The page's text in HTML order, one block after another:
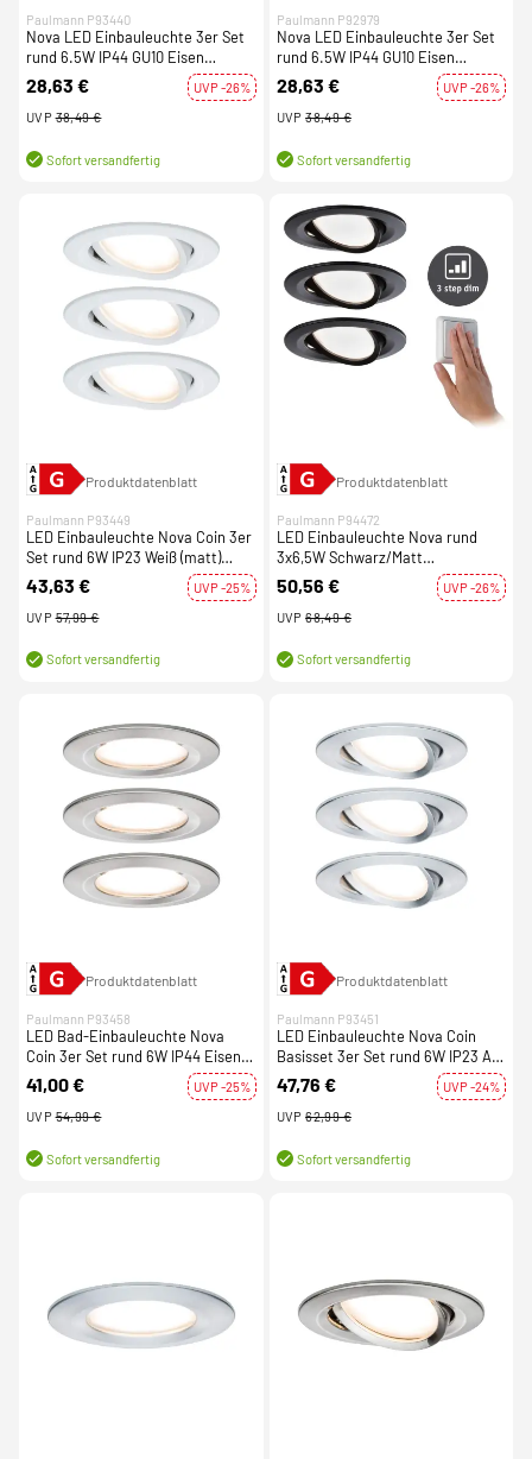
Paulmann P93440
Nova LED Einbauleuchte 3er Set
rund 6.5W IP44 GU10 Eisen
gebürstet 2700K 230V
28,63 €
UVP -26%
UVP 38,49 €
Sofort versandfertig
Paulmann P92979
Nova LED Einbauleuchte 3er Set
rund 6.5W IP44 GU10 Eisen
gebürstet 4000K 230V
28,63 €
UVP -26%
UVP 38,49 €
Sofort versandfertig
Produktdatenblatt
Paulmann P93449
LED Einbauleuchte Nova Coin 3er
Set rund 6W IP23 Weiß (matt)
schwenkbar 2700K 230V
43,63 €
UVP -25%
UVP 57,99 €
Sofort versandfertig
Produktdatenblatt
Paulmann P94472
LED Einbauleuchte Nova rund
3x6,5W Schwarz/Matt
schwenkbar 3-Stufen-dimmbar
Warmweiß
50,56 €
UVP -26%
UVP 68,49 €
Sofort versandfertig
Produktdatenblatt
Paulmann P93458
LED Bad-Einbauleuchte Nova
Coin 3er Set rund 6W IP44 Eisen
gebürstet 2700K 230V
41,00 €
UVP -25%
UVP 54,99 €
Sofort versandfertig
Produktdatenblatt
Paulmann P93451
LED Einbauleuchte Nova Coin
Basisset 3er Set rund 6W IP23 Alu
gedreht schwenkbar 2700K 230V
47,76 €
UVP -24%
UVP 62,99 €
Sofort versandfertig